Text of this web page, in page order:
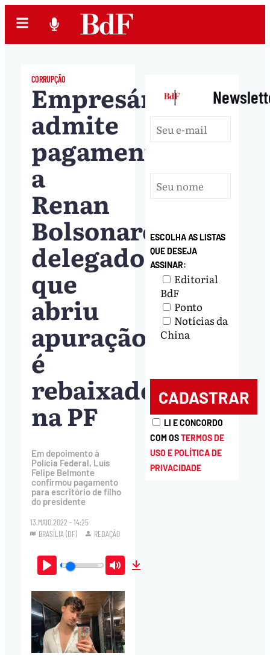
CORRUPÇÃO
Empresário
admite
pagamento
a
Renan
Bolsonaro;
delegado
que
abriu
apuração
é
rebaixado
na PF
Em depoimento à
Polícia Federal, Luís
Felipe Belmonte
confirmou pagamento
para escritório de filho
do presidente
13.MAIO.2022 - 14:25
BRASÍLIA (DF)
REDAÇÃO
Play Mute
|
ESCOLHA AS LISTAS
QUE DESEJA
ASSINAR:
Editorial
BdF
Ponto
Notícias da
China
LI E CONCORDO
COM OSTERMOS DE
USO E POLÍTICA DE
PRIVACIDADE